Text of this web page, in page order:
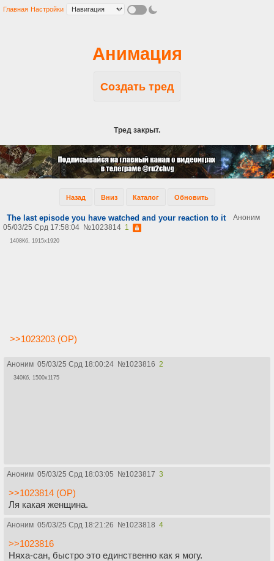
Главная Настройки
Анимация
Создать тред
Тред закрыт.
Назад Вниз Каталог Обновить
The last episode you have watched and your reaction to it
Аноним
05/03/25 Срд 17:58:04 №1023814 1
1408Кб, 1915x1920
>>1023203 (OP)
Аноним 05/03/25 Срд 18:00:24 №1023816 2
340Кб, 1500x1175
Аноним 05/03/25 Срд 18:03:05 №1023817 3
>>1023814 (OP)
Ля какая женщина.
Аноним 05/03/25 Срд 18:21:26 №1023818 4
>>1023816
Няха-сан, быстро это единственно как я могу.